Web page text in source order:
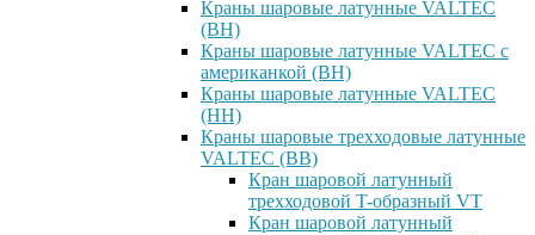
Краны шаровые латунные VALTEC
(ВН)
Краны шаровые латунные VALTEC с
американкой (ВН)
Краны шаровые латунные VALTEC
(НН)
Краны шаровые трехходовые латунные
VALTEC (ВВ)
Кран шаровой латунный
трехходовой T-образный VT
Кран шаровой латунный